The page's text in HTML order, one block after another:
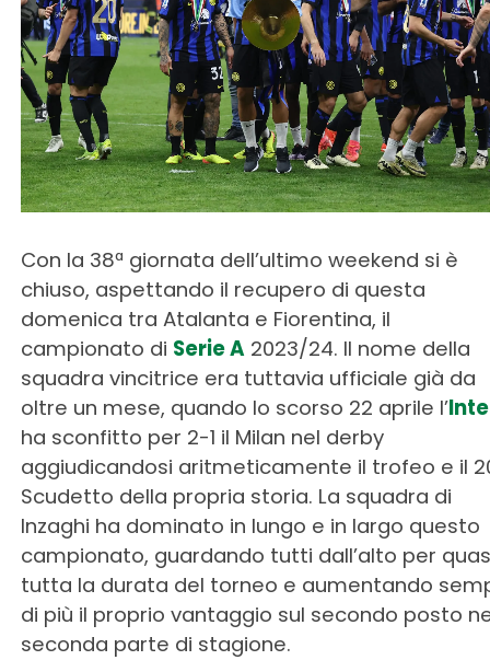
Con la 38ª giornata dell’ultimo weekend si è
chiuso, aspettando il recupero di questa
domenica tra Atalanta e Fiorentina, il
campionato di Serie A2023/24. Il nome della
squadra vincitrice era tuttavia ufficiale già da
oltre un mese, quando lo scorso 22 aprile l’
ha sconfitto per 2-1 il Milan nel derby
aggiudicandosi aritmeticamente il trofeo e il
Scudetto della propria storia. La squadra di
Inzaghi ha dominato in lungo e in largo questo
campionato, guardando tutti dall’alto per
tutta la durata del torneo e aumentando
di più il proprio vantaggio sul secondo posto
seconda parte di stagione.